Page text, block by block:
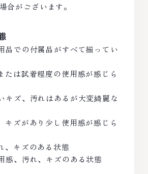
合がございます。
品での付属品がすべて揃ってい
たは試着程度の使用感が感じら
キズ、汚れはあるが大変綺麗な
キズがあり少し使用感が感じら
、キズのある状態
感、汚れ、キズのある状態